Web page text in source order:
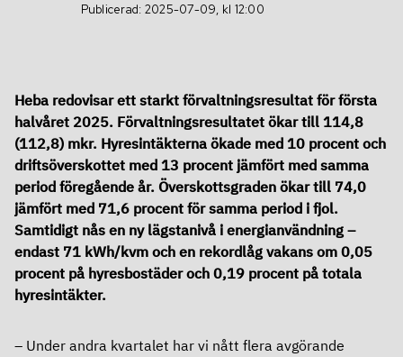
Definitioner
Ägare
Utdelning
Analyser
Finansiering
Ramverk för grön och hållbar finansiering
Obligationsprogram – MTN
Certifikatprogram
Banklån
Rating
Bolagsstyrning
Bolagsstyrning
Årsstämma
Valberedning
Styrelse
Om Heba
Om Heba
Publicerad: 2025-07-09, kl 12:00
Heba redovisar ett starkt förvaltningsresultat för första
halvåret 2025. Förvaltningsresultatet ökar till 114,8
(112,8) mkr. Hyresintäkterna ökade med 10 procent och
driftsöverskottet med 13 procent jämfört med samma
period föregående år. Överskottsgraden ökar till 74,0
jämfört med 71,6 procent för samma period i fjol.
Samtidigt nås en ny lägstanivå i energianvändning –
endast 71 kWh/kvm och en rekordlåg vakans om 0,05
procent på hyresbostäder och 0,19 procent på totala
hyresintäkter.
Under andra kvartalet har vi nått flera avgörande